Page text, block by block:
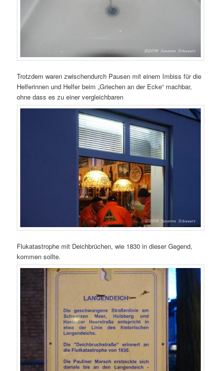
Trotzdem waren zwischendurch Pausen mit einem Imbiss für die
Helferinnen und Helfer beim „Griechen an der Ecke“ machbar,
ohne dass es zu einer vergleichbaren
Flukatastrophe mit Deichbrüchen, wie 1830 in dieser Gegend,
kommen sollte.